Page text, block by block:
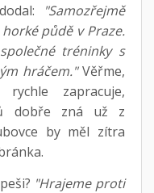
"Samozřejmě
půdě v Praze.
tréninky s
hráčem."Věřme,
zapracuje,
dobře zná už z
by měl zítra
"Hrajeme proti